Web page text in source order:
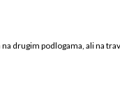
drugim podlogama, ali na